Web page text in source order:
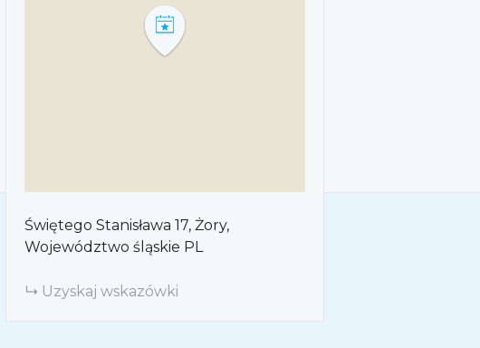
Świętego Stanisława 17 Żory,
Województwo śląskie PL
Uzyskaj wskazówki